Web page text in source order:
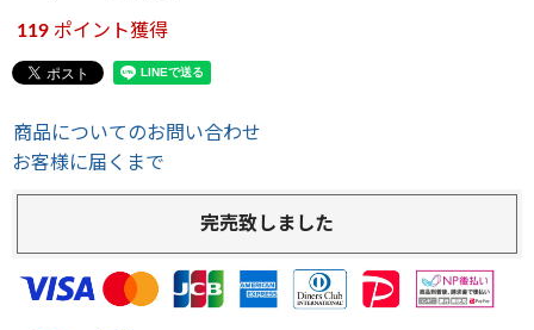
119 ポイント獲得
商品についてのお問い合わせ
お客様に届くまで
完売致しました